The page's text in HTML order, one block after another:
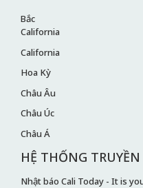
Bắc
California
California
Hoa Kỳ
Châu Âu
Châu Úc
Châu Á
HỆ THỐNG
Nhật báo Cali Today - It is